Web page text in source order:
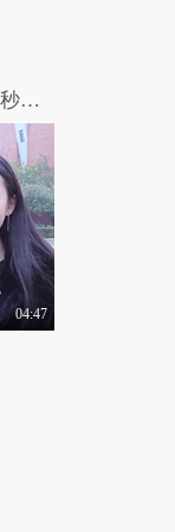
你忘不掉的那个人，现在还好吗？2分02秒眼眶湿了，致我们最想念的那个人...
04:47